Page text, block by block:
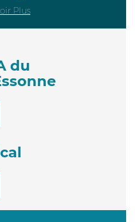
Plus
du